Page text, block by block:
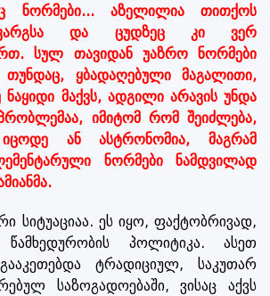
ნორმები... აზელილია თითქოს
და ცუდზეც კი ვერ
სულ თავიდან უაზრო ნორმები
ყბადაღებული მაგალითი,
მაქვს, ადგილი არავის უნდა
იმიტომ რომ შეიძლება,
ან ასტრონომია, მაგრამ
ნორმები ნამდვილად
სიტუაციაა. ეს იყო, ფაქტობრივად,
წამხედურობის პოლიტიკა. ასეთ
ტრადიციულ, საკუთარ
საზოგადოებაში, ვისაც აქვს